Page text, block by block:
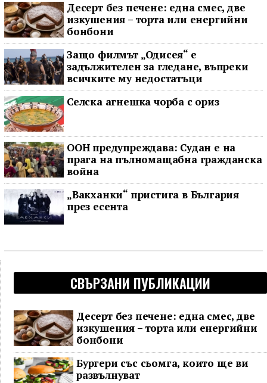
Десерт без печене: една смес, две
изкушения – торта или енергийни
бонбони
Защо филмът „Одисея“ е
задължителен за гледане, въпреки
всичките му недостатъци
Селска агнешка чорба с ориз
ООН предупреждава: Судан е на
прага на пълномащабна гражданска
война
„Вакханки“ пристига в България
през есента
СВЪРЗАНИ ПУБЛИКАЦИИ
Десерт без печене: една смес, две
изкушения – торта или енергийни
бонбони
Бургери със сьомга, които ще ви
развълнуват